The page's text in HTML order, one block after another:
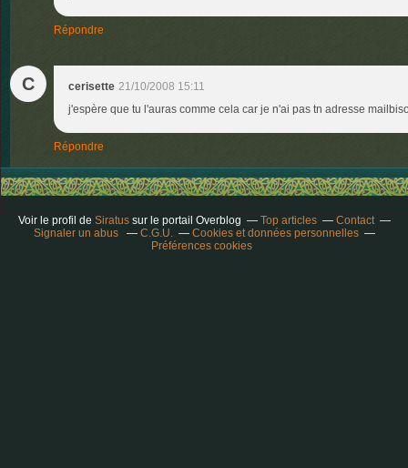
Répondre
C cerisette 21/10/2008 15:11
j'espère que tu l'auras comme cela car je n'ai pas tn adresse
Répondre
Voir le profil de Siratussur le portail Overblog Top articles
Contact
Signaler un abus
C.G.U.
Cookies et données personnelles
Préférences cookies